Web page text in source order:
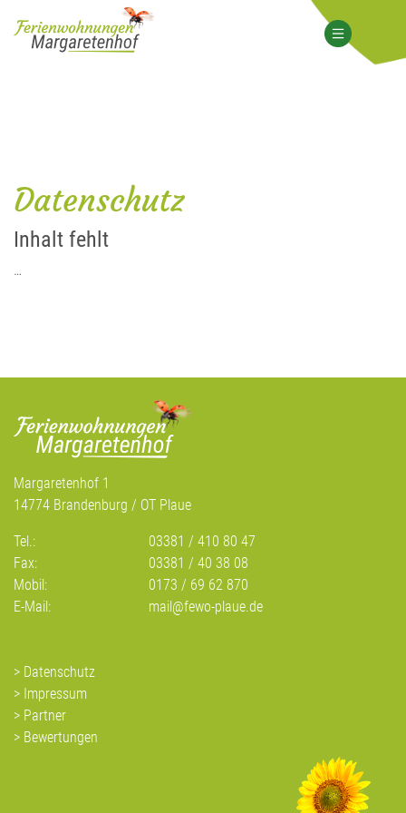
Datenschutz
Inhalt fehlt
…
Margaretenhof 1
14774 Brandenburg / OT Plaue
Tel.:
Fax:
Mobil:
E-Mail:
03381 / 410 80 47
03381 / 40 38 08
0173 / 69 62 870
mail@fewo-plaue.de
Datenschutz
Impressum
Partner
Bewertungen